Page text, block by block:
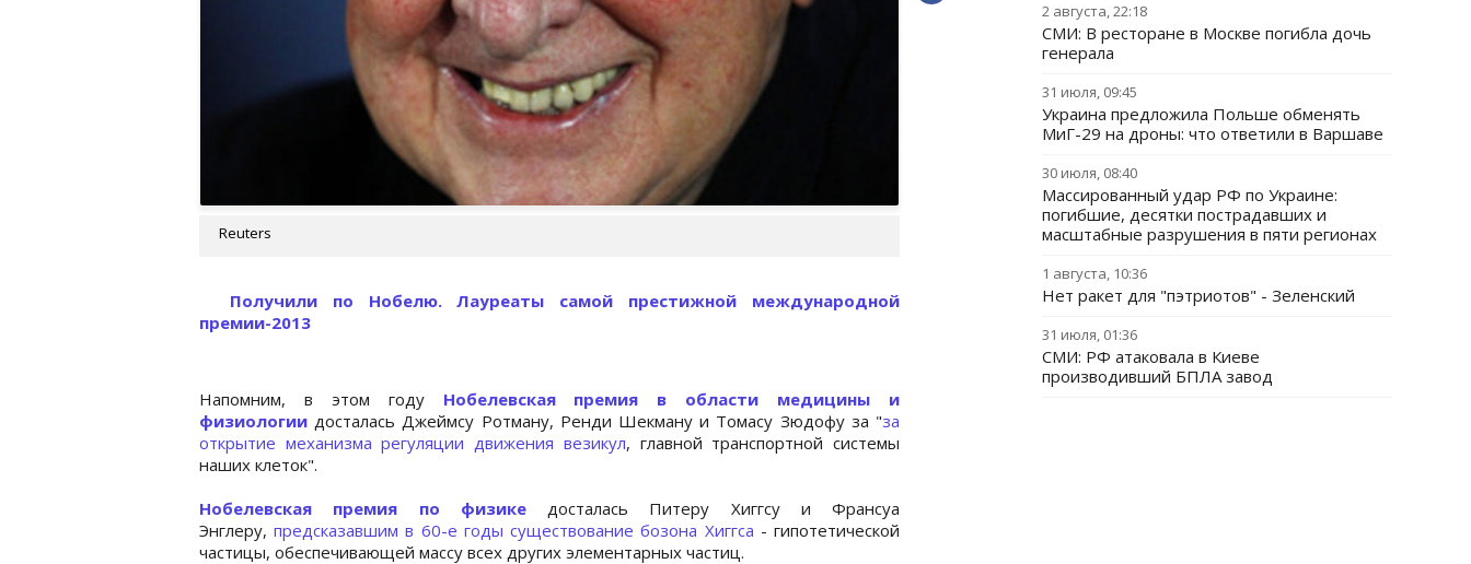
Reuters
Получили по Нобелю. Лауреаты самой престижной международной
премии-2013
Напомним, в этом году Нобелевская премия в области медицины и
физиологии досталась Джеймсу Ротману, Ренди Шекману и Томасу Зюдофу за "за
открытие механизма регуляции движения везикул, главной транспортной системы
наших клеток".
Нобелевская премия по физикедосталась Питеру Хиггсу и Франсуа
Энглеру,предсказавшим в 60-е годы существование бозона Хиггса - гипотетической
частицы, обеспечивающей массу всех других элементарных частиц.
2 августа, 22:18
СМИ: В ресторане в Москве погибла дочь
генерала
31 июля, 09:45
Украина предложила Польше обменять
МиГ-29 на дроны: что ответили в Варшаве
30 июля, 08:40
Массированный удар РФ по Украине:
погибшие, десятки пострадавших и
масштабные разрушения в пяти регионах
1 августа, 10:36
Нет ракет для "пэтриотов" - Зеленский
31 июля, 01:36
СМИ: РФ атаковала в Киеве
производивший БПЛА завод